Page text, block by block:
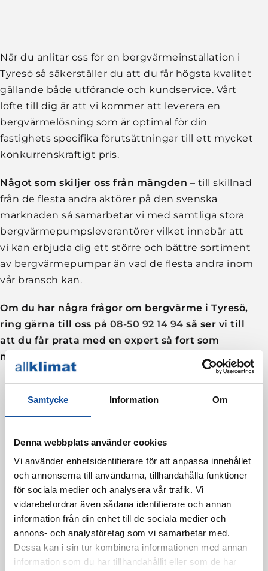
Samtycke Information Om
Denna webbplats använder cookies
Vi använder enhetsidentifierare för att anpassa innehållet
och annonserna till användarna, tillhandahålla funktioner
för sociala medier och analysera vår trafik. Vi
vidarebefordrar även sådana identifierare och annan
information från din enhet till de sociala medier och
annons- och analysföretag som vi samarbetar med.
Dessa kan i sin tur kombinera informationen med annan
information som du har tillhandahållit eller som de har
När du anlitar oss för en bergvärmeinstallation i
Tyresö så säkerställer du att du får högsta kvalitet
gällande både utförande och kundservice. Vårt
löfte till dig är att vi kommer att leverera en
bergvärmelösning som är optimal för din
fastighets specifika förutsättningar till ett mycket
konkurrenskraftigt pris.
Något som skiljer oss från mängden – till skillnad
från de flesta andra aktörer på den svenska
marknaden så samarbetar vi med samtliga stora
bergvärmepumpsleverantörer vilket innebär att
vi kan erbjuda dig ett större och bättre sortiment
av bergvärmepumpar än vad de flesta andra inom
vår bransch kan.
Om du har några frågor om bergvärme i Tyresö,
ring gärna till oss på 08-50 92 14 94 så ser vi till
att du får prata med en expert så fort som
möjligt.